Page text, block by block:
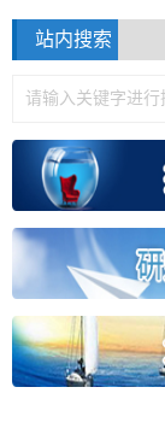
站内搜索